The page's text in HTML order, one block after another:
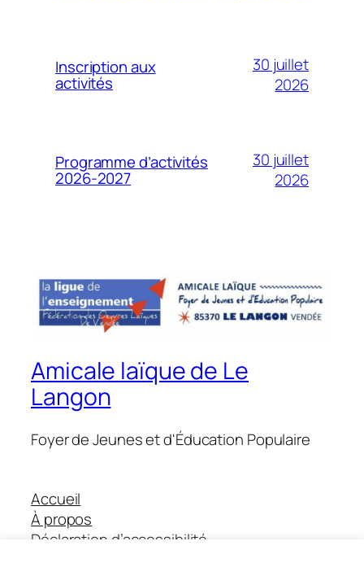
Inscription aux
activités
30 juillet
2026
Programme d’activités
2026-2027
30 juillet
2026
Amicale laïque de Le
Langon
Foyer de Jeunes et d'Éducation Populaire
Accueil
À propos
Déclaration d’accessibilité